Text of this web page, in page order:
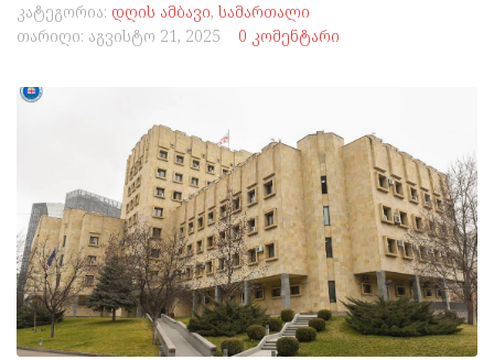
კატეგორია: დღის ამბავი, სამართალი
თარიღი: აგვისტო 21, 2025 0 კომენტარი